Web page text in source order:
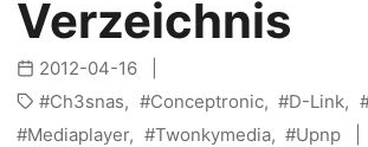
Verzeichnis
2012-04-16
Ch3snas
Conceptronic D-Link
Mediaplayer
Twonkymedia
Upnp